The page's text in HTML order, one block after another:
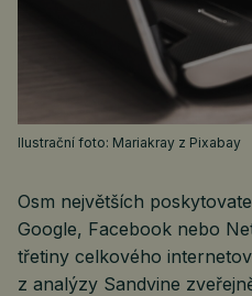
Ilustrační foto: Mariakray z Pixabay
Osm největších
Google, Facebook nebo
třetiny celkového
z analýzy Sandvine